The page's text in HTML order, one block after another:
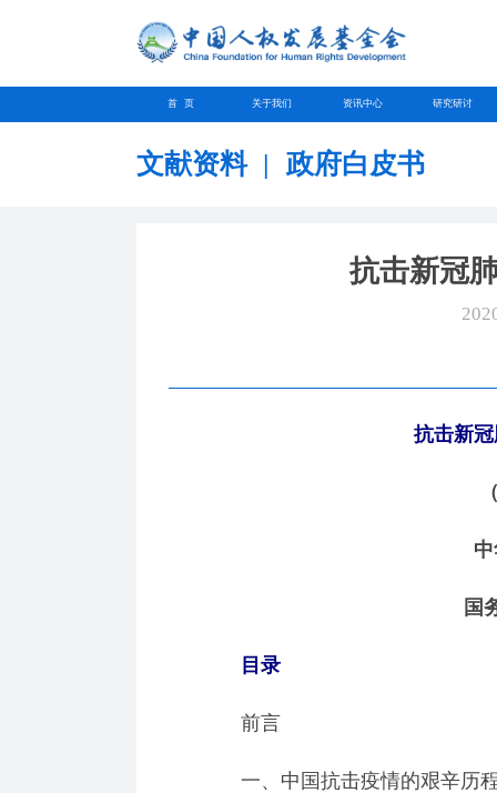
首 页 关于我们 资讯中心 研究研讨
文献资料 | 政府白皮书
抗击新冠
抗击新
国
目录
前言
一、中国抗击疫情的艰辛历